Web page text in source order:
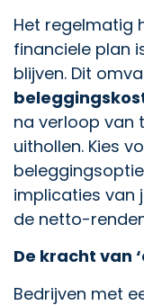
Het regelmatig
financiele plan
blijven. Dit
na verloop van
uithollen. Kies
implicaties van
de netto-
De kracht van
Bedrijven met